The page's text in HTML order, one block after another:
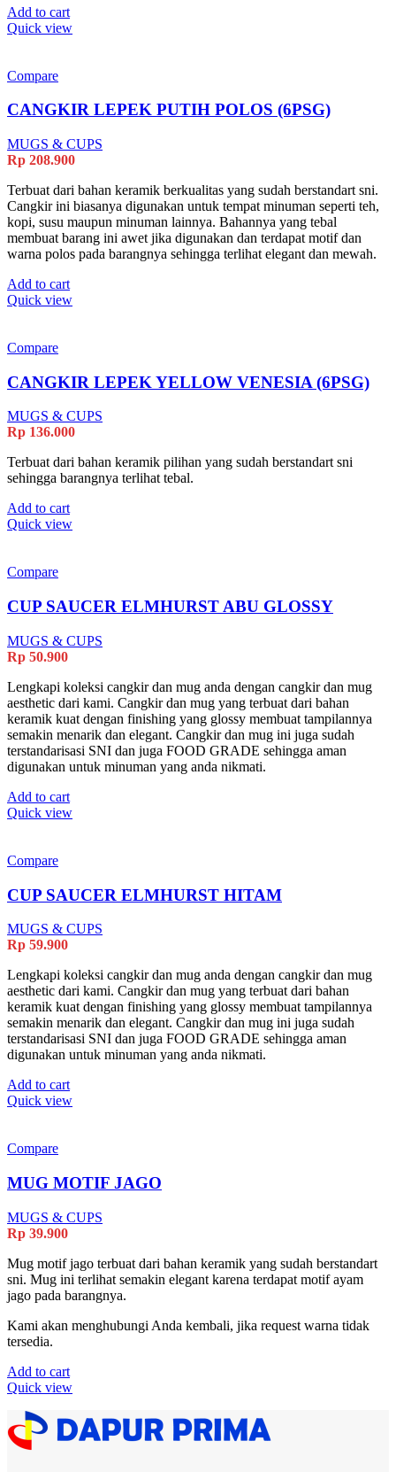
Add to cart
Quick view
Compare
CANGKIR LEPEK PUTIH POLOS (6PSG)
MUGS & CUPS
Rp 208.900
Terbuat dari bahan keramik berkualitas yang sudah berstandart sni.
Cangkir ini biasanya digunakan untuk tempat minuman seperti teh,
kopi, susu maupun minuman lainnya. Bahannya yang tebal
membuat barang ini awet jika digunakan dan terdapat motif dan
warna polos pada barangnya sehingga terlihat elegant dan mewah.
Add to cart
Quick view
Compare
CANGKIR LEPEK YELLOW VENESIA (6PSG)
MUGS & CUPS
Rp 136.000
Terbuat dari bahan keramik pilihan yang sudah berstandart sni
sehingga barangnya terlihat tebal.
Add to cart
Quick view
Compare
CUP SAUCER ELMHURST ABU GLOSSY
MUGS & CUPS
Rp 50.900
Lengkapi koleksi cangkir dan mug anda dengan cangkir dan mug
aesthetic dari kami. Cangkir dan mug yang terbuat dari bahan
keramik kuat dengan finishing yang glossy membuat tampilannya
semakin menarik dan elegant. Cangkir dan mug ini juga sudah
terstandarisasi SNI dan juga FOOD GRADE sehingga aman
digunakan untuk minuman yang anda nikmati.
Add to cart
Quick view
Compare
CUP SAUCER ELMHURST HITAM
MUGS & CUPS
Rp 59.900
Lengkapi koleksi cangkir dan mug anda dengan cangkir dan mug
aesthetic dari kami. Cangkir dan mug yang terbuat dari bahan
keramik kuat dengan finishing yang glossy membuat tampilannya
semakin menarik dan elegant. Cangkir dan mug ini juga sudah
terstandarisasi SNI dan juga FOOD GRADE sehingga aman
digunakan untuk minuman yang anda nikmati.
Add to cart
Quick view
Compare
MUG MOTIF JAGO
MUGS & CUPS
Rp 39.900
Mug motif jago terbuat dari bahan keramik yang sudah berstandart
sni. Mug ini terlihat semakin elegant karena terdapat motif ayam
jago pada barangnya.
Kami akan menghubungi Anda kembali, jika request warna tidak
tersedia.
Add to cart
Quick view